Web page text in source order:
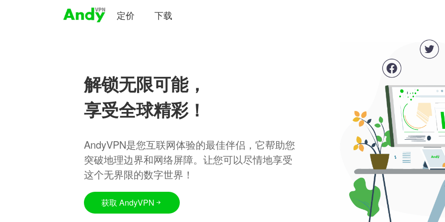
定价 下载
解锁无限可能，
享受全球精彩！
AndyVPN是您互联网体验的最佳伴侣，它帮助您
突破地理边界和网络屏障。让您可以尽情地享受
这个无界限的数字世界！
获取 AndyVPN